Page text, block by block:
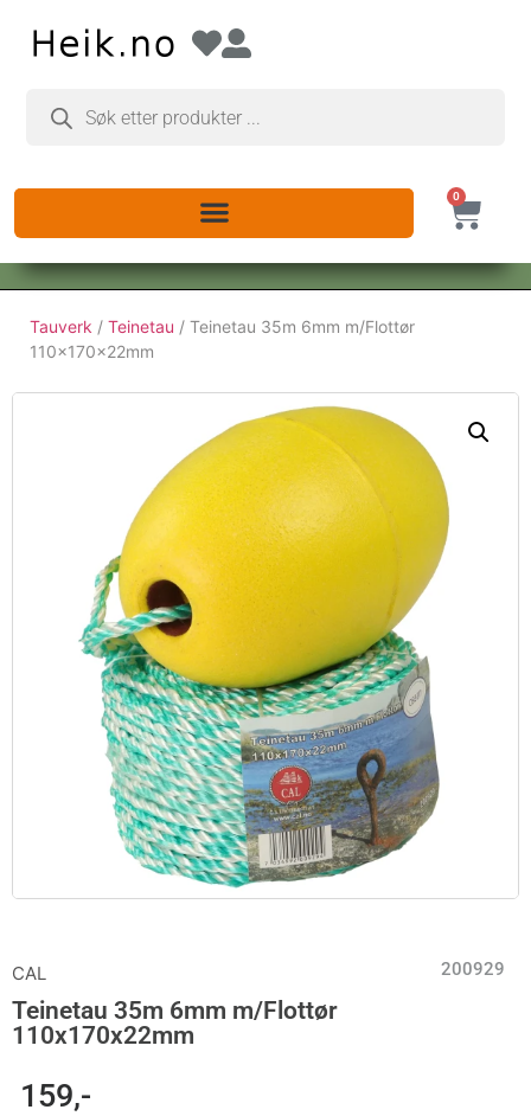
0
Tauverk / Teinetau / Teinetau 35m 6mm m/Flottør
110x170x22mm
CAL 200929
Teinetau 35m 6mm m/Flottør
110x170x22mm
159,-